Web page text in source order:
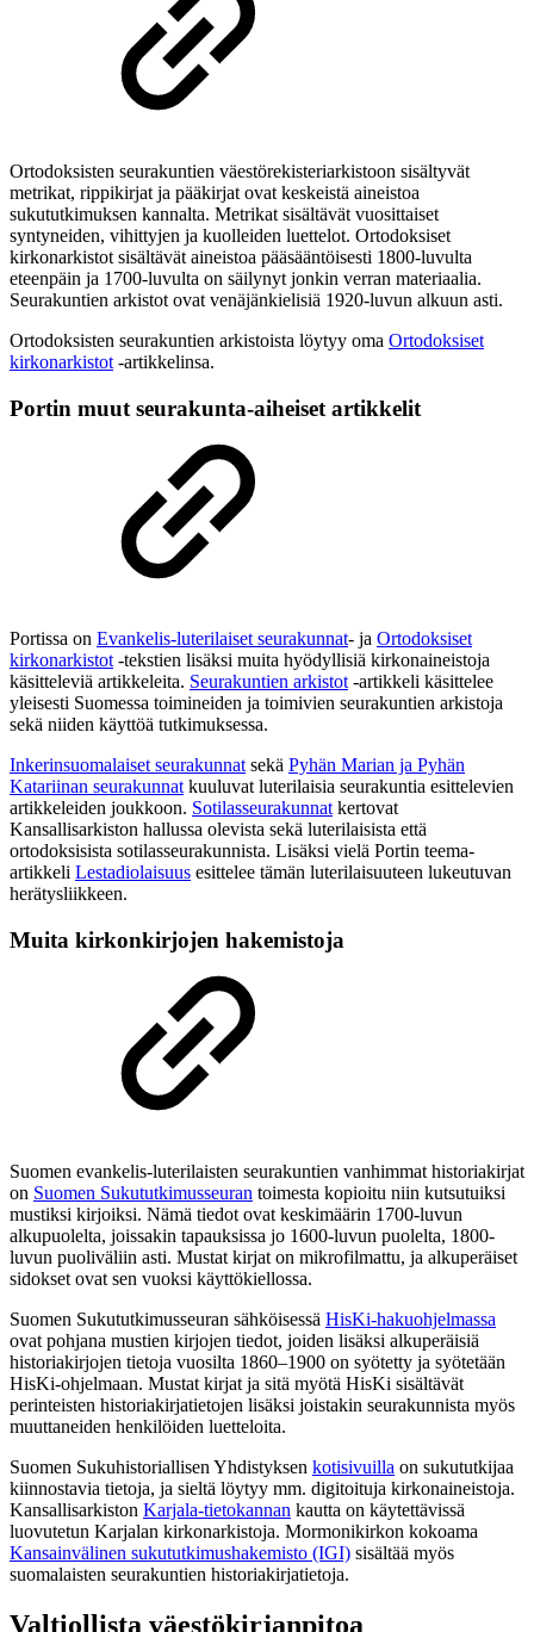
Ortodoksisten seurakuntien väestörekisteriarkistoon sisältyvät
metrikat, rippikirjat ja pääkirjat ovat keskeistä aineistoa
sukututkimuksen kannalta. Metrikat sisältävät vuosittaiset
syntyneiden, vihittyjen ja kuolleiden luettelot. Ortodoksiset
kirkonarkistot sisältävät aineistoa pääsääntöisesti 1800-luvulta
eteenpäin ja 1700-luvulta on säilynyt jonkin verran materiaalia.
Seurakuntien arkistot ovat venäjänkielisiä 1920-luvun alkuun asti.
Ortodoksisten seurakuntien arkistoista löytyy oma Ortodoksiset
kirkonarkistot -artikkelinsa.
Portin muut seurakunta-aiheiset artikkelit
Portissa on Evankelis-luterilaiset seurakunnat- ja Ortodoksiset
kirkonarkistot -tekstien lisäksi muita hyödyllisiä kirkonaineistoja
käsitteleviä artikkeleita. Seurakuntien arkistot -artikkeli käsittelee
yleisesti Suomessa toimineiden ja toimivien seurakuntien arkistoja
sekä niiden käyttöä tutkimuksessa.
Inkerinsuomalaiset seurakunnat sekä Pyhän Marian ja Pyhän
Katariinan seurakunnat kuuluvat luterilaisia seurakuntia esittelevien
artikkeleiden joukkoon. Sotilasseurakunnat kertovat
Kansallisarkiston hallussa olevista sekä luterilaisista että
ortodoksisista sotilasseurakunnista. Lisäksi vielä Portin teema-
artikkeli Lestadiolaisuus esittelee tämän luterilaisuuteen lukeutuvan
herätysliikkeen.
Muita kirkonkirjojen hakemistoja
Suomen evankelis-luterilaisten seurakuntien vanhimmat historiakirjat
on Suomen Sukututkimusseuran toimesta kopioitu niin kutsutuiksi
mustiksi kirjoiksi. Nämä tiedot ovat keskimäärin 1700-luvun
alkupuolelta, joissakin tapauksissa jo 1600-luvun puolelta, 1800-
luvun puoliväliin asti. Mustat kirjat on mikrofilmattu, ja alkuperäiset
sidokset ovat sen vuoksi käyttökiellossa.
Suomen Sukututkimusseuran sähköisessä HisKi-hakuohjelmassa
ovat pohjana mustien kirjojen tiedot, joiden lisäksi alkuperäisiä
historiakirjojen tietoja vuosilta 1860–1900 on syötetty ja syötetään
HisKi-ohjelmaan. Mustat kirjat ja sitä myötä HisKi sisältävät
perinteisten historiakirjatietojen lisäksi joistakin seurakunnista myös
muuttaneiden henkilöiden luetteloita.
Suomen Sukuhistoriallisen Yhdistyksen kotisivuilla on sukututkijaa
kiinnostavia tietoja, ja sieltä löytyy mm. digitoituja kirkonaineistoja.
Kansallisarkiston Karjala-tietokannan kautta on käytettävissä
luovutetun Karjalan kirkonarkistoja. Mormonikirkon kokoama
Kansainvälinen sukututkimushakemisto (IGI) sisältää myös
suomalaisten seurakuntien historiakirjatietoja.
Valtiollista väestökirjanpitoa